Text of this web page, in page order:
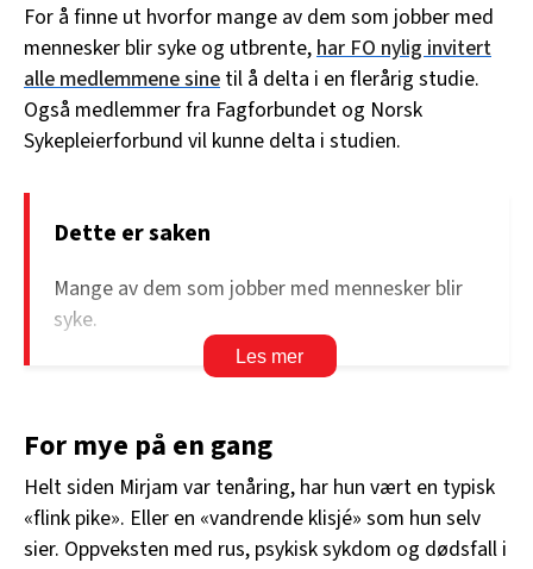
For å finne ut hvorfor mange av dem som jobber med
mennesker blir syke og utbrente, har FO nylig invitert
alle medlemmene sine til å delta i en flerårig studie.
Også medlemmer fra Fagforbundet og Norsk
Sykepleierforbund vil kunne delta i studien.
Dette er saken
Mange av dem som jobber med mennesker blir
syke.
Noen velger å jobbe med å hjelpe andre etter at
Helse- og sosialarbeidere har størst risiko for å
bli emosjonelt utmattet.
For mye på en gang
Helt siden Mirjam var tenåring, har hun vært en typisk
«flink pike». Eller en «vandrende klisjé» som hun selv
sier. Oppveksten med rus, psykisk sykdom og dødsfall i